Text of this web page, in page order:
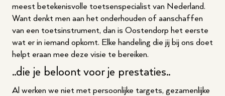
meest betekenisvolle toetsenspecialist van Nederland.
Want denkt men aan het onderhouden of aanschaffen
van een toetsinstrument, dan is Oostendorp het eerste
wat er in iemand opkomt. Elke handeling die jij bij ons doet
helpt eraan mee deze visie te bereiken.
..die je beloont voor je prestaties..
Al werken we niet met persoonlijke targets, gezamenlijke